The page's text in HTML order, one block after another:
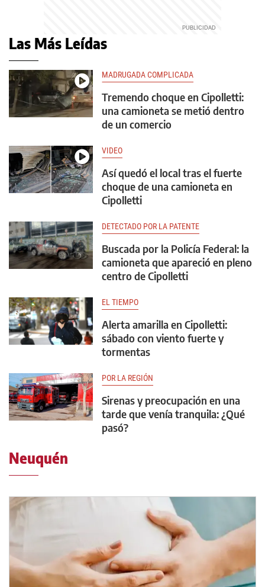
Las Más Leídas
MADRUGADA COMPLICADA
Tremendo choque en Cipolletti:
una camioneta se metió dentro
de un comercio
VIDEO
Así quedó el local tras el fuerte
choque de una camioneta en
Cipolletti
DETECTADO POR LA PATENTE
Buscada por la Policía Federal: la
camioneta que apareció en pleno
centro de Cipolletti
EL TIEMPO
Alerta amarilla en Cipolletti:
sábado con viento fuerte y
tormentas
POR LA REGIÓN
Sirenas y preocupación en una
tarde que venía tranquila: ¿Qué
pasó?
Neuquén